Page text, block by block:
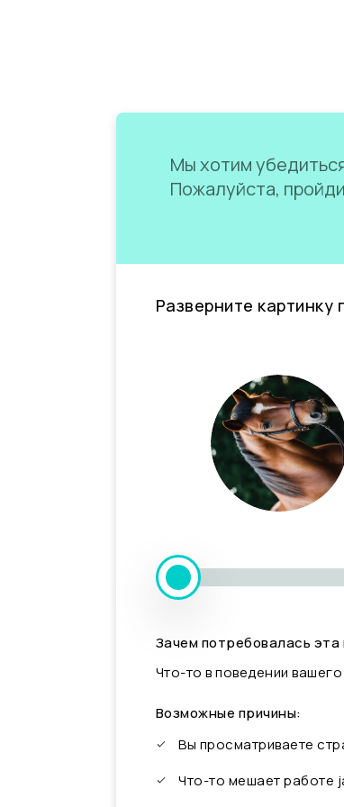
Мы хотим
Пожалуйста,
Разверните картинку
Зачем потребовалась эта
Что-то в поведении
Возможные причины:
Вы просматриваете
Что-то мешает работе